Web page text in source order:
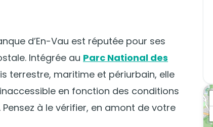
d’En-Vau est réputée pour ses
Intégrée au Parc National des
terrestre, maritime et périurbain, elle
en fonction des conditions
à le vérifier, en amont de votre